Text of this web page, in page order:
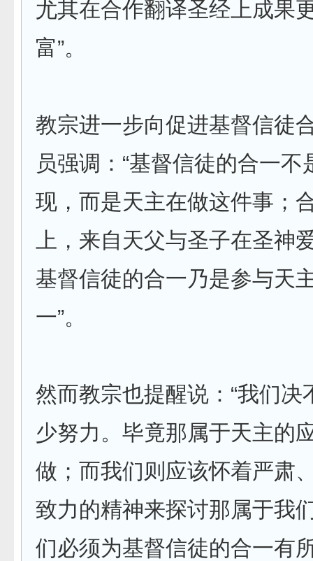
尤其在合作翻译圣经上成果
富”。
教宗进一步向促进基督信徒
员强调：“基督信徒的合一不
现，而是天主在做这件事；
上，来自天父与圣子在圣神
基督信徒的合一乃是参与天
一”。
然而教宗也提醒说：“我们决
少努力。毕竟那属于天主的
做；而我们则应该怀着严肃
致力的精神来探讨那属于我
们必须为基督信徒的合一有